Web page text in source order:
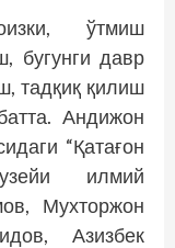
ўтмиш
бугунги давр
тадқиқ қилиш
Андижон
“Қатағон
илмий
Мухторжон
Азизбек